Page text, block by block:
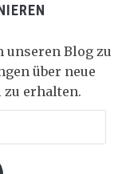
unseren Blog zu
über neue
zu erhalten.